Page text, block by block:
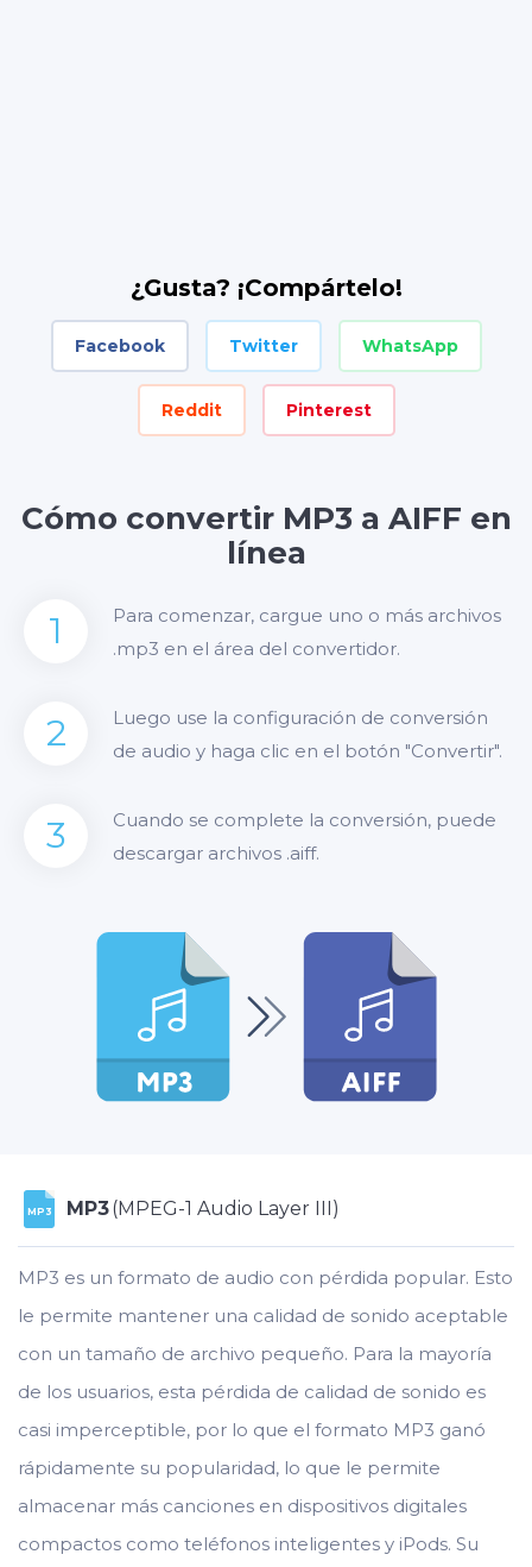
¿Gusta? ¡Compártelo!
Facebook Twitter WhatsApp
Reddit Pinterest
Cómo convertir MP3 a AIFF en
línea
1
Para comenzar, cargue uno o más archivos
.mp3 en el área del convertidor.
2
Luego use la configuración de conversión
de audio y haga clic en el botón "Convertir".
3
Cuando se complete la conversión, puede
descargar archivos .aiff.
MP3 MP3(MPEG-1 Audio Layer III)
MP3 es un formato de audio con pérdida popular. Esto
le permite mantener una calidad de sonido aceptable
con un tamaño de archivo pequeño. Para la mayoría
de los usuarios, esta pérdida de calidad de sonido es
casi imperceptible, por lo que el formato MP3 ganó
rápidamente su popularidad, lo que le permite
almacenar más canciones en dispositivos digitales
compactos como teléfonos inteligentes y iPods. Su